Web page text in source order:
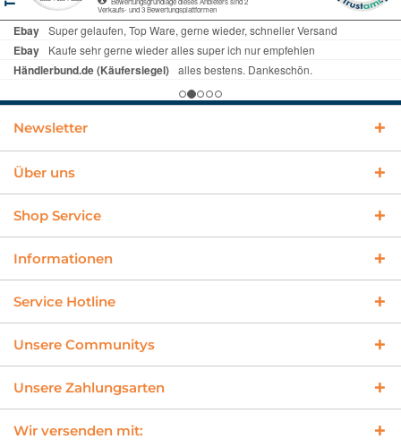
Newsletter
Über uns
Shop Service
Informationen
Service Hotline
Unsere Communitys
Unsere Zahlungsarten
Wir versenden mit: